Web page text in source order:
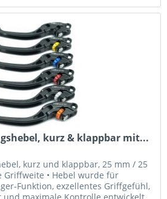
kurz & klappbar mit...
kurz und klappbar, 25 mm / 25
Griffweite • Hebel wurde für
Funktion, exzellentes Griffgefühl,